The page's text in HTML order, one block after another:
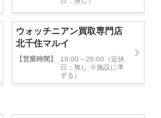
ウォッチニアン買取専門店
北千住マルイ
【営業時間】
10:00～20:00（定休
日：無し ※施設に準
ずる）